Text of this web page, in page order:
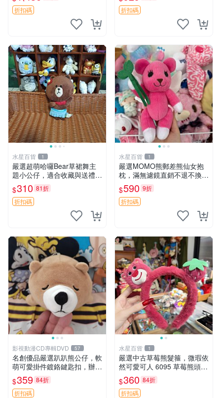
折扣碼
熊 素熊 毛絨doll
折扣碼
水星百貨 1
嚴選超萌哈囉Bear草裙舞主
題小公仔，適合收藏與送禮 1
00 克 哈囉Bear 草裙舞
$310 81折
折扣碼
水星百貨 1
嚴選MOMO熊郵差熊仙女抱
枕，滿無濾鏡直銷不退不換
經典造型可愛必備 紅薯啵啵
間抱枕 抱枕 時尚
$590 9折
折扣碼
影視動漫CD專輯DVD 57
名創優品嚴選趴趴熊公仔，軟
萌可愛掛件鍍鉻鍵匙扣，辦公
放松好選擇 趴趴熊 鍍鉻鍵匙
扣 萬用掛件
$359 84折
折扣碼
水星百貨 1
嚴選中古草莓熊髮箍，微瑕依
然可愛可人 6095 草莓熊頭飾
中古髮圈 熊寶 寶寶 娃娃熊髮
箍 中古收藏 玩具髮夾
$360 84折
折扣碼